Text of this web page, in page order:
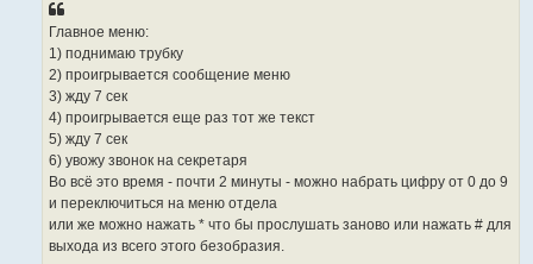
Главное меню:
1) поднимаю трубку
2) проигрывается сообщение меню
3) жду 7 сек
4) проигрывается еще раз тот же текст
5) жду 7 сек
6) увожу звонок на секретаря
Во всё это время - почти 2 минуты - можно набрать цифру от 0 до 9
и переключиться на меню отдела
или же можно нажать * что бы прослушать заново или нажать # для
выхода из всего этого безобразия.